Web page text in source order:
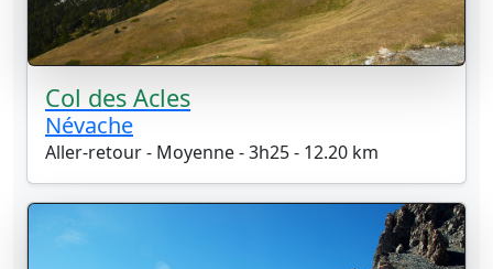
Col des Acles
Névache
Aller-retour - Moyenne - 3h25 - 12.20 km